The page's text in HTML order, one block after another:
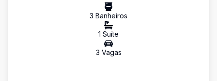
3 Banheiros
1 Suíte
3 Vagas